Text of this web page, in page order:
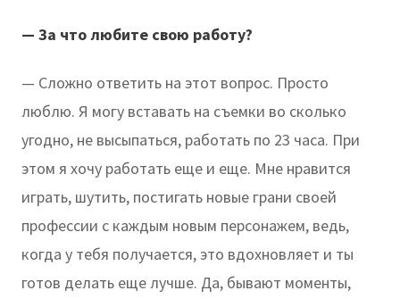
— За что любите свою работу?
— Сложно ответить на этот вопрос. Просто
люблю. Я могу вставать на съемки во сколько
угодно, не высыпаться, работать по 23 часа. При
этом я хочу работать еще и еще. Мне нравится
играть, шутить, постигать новые грани своей
профессии с каждым новым персонажем, ведь,
когда у тебя получается, это вдохновляет и ты
готов делать еще лучше. Да, бывают моменты,